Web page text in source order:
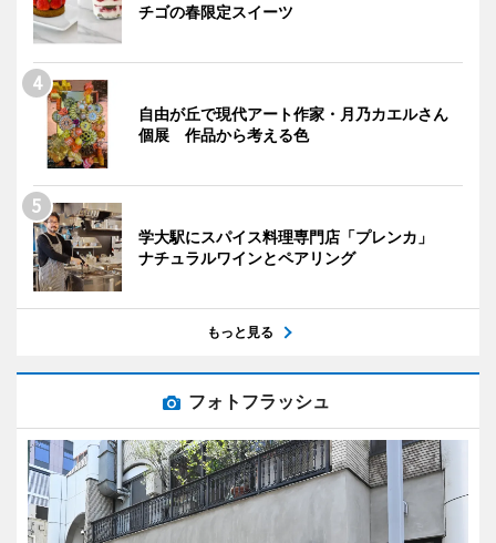
チゴの春限定スイーツ
自由が丘で現代アート作家・月乃カエルさん
個展 作品から考える色
学大駅にスパイス料理専門店「プレンカ」
ナチュラルワインとペアリング
もっと見る
フォトフラッシュ